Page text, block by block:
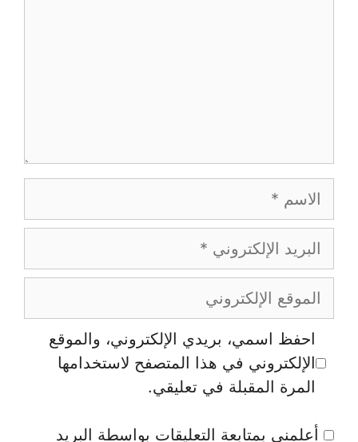
الاسم
البريد
الإلكتروني
الموقع
الإلكتروني
احفظ اسمي، بريدي الإلكتروني، والموقع
الإلكتروني في هذا المتصفح لاستخدامها
المرة المقبلة في تعليقي.
أعلمني بمتابعة التعليقات بواسطة البريد